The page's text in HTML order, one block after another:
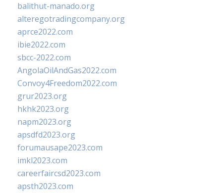
balithut-manado.org
alteregotradingcompany.org
aprce2022.com
ibie2022.com
sbcc-2022.com
AngolaOilAndGas2022.com
Convoy4Freedom2022.com
grur2023.org
hkhk2023.org
napm2023.org
apsdfd2023.org
forumausape2023.com
imkl2023.com
careerfaircsd2023.com
apsth2023.com